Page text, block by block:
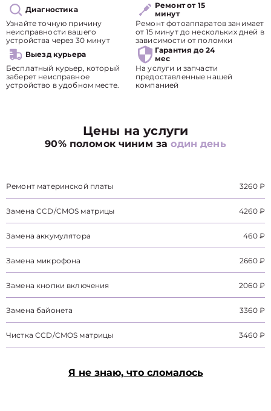
Диагностика
Узнайте точную причину
неисправности вашего
устройства через 30 минут
Ремонт от 15
минут
Ремонт фотоаппаратов занимает
от 15 минут до нескольких дней в
зависимости от поломки
Выезд курьера
Бесплатный курьер, который
заберет неисправное
устройство в удобном месте.
Гарантия до 24
мес
На услуги и запчасти
предоставленные нашей
компанией
Цены на услуги
90% поломок чиним заодин день
Ремонт материнской платы 3260 ₽
Замена CCD/CMOS матрицы 4260 ₽
Замена аккумулятора 460 ₽
Замена микрофона 2660 ₽
Замена кнопки включения 2060 ₽
Замена байонета 3360 ₽
Чистка CCD/CMOS матрицы 3460 ₽
Я не знаю, что сломалось